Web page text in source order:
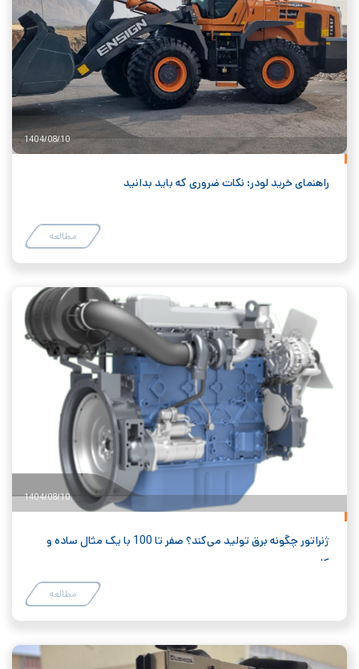
1404/08/10
راهنمای خرید لودر: نکات ضروری که باید بدانید
مطالعه
1404/08/10
ژنراتور چگونه برق تولید می‌کند؟ صفر تا 100 با یک مثال ساده و
کاربردی
مطالعه